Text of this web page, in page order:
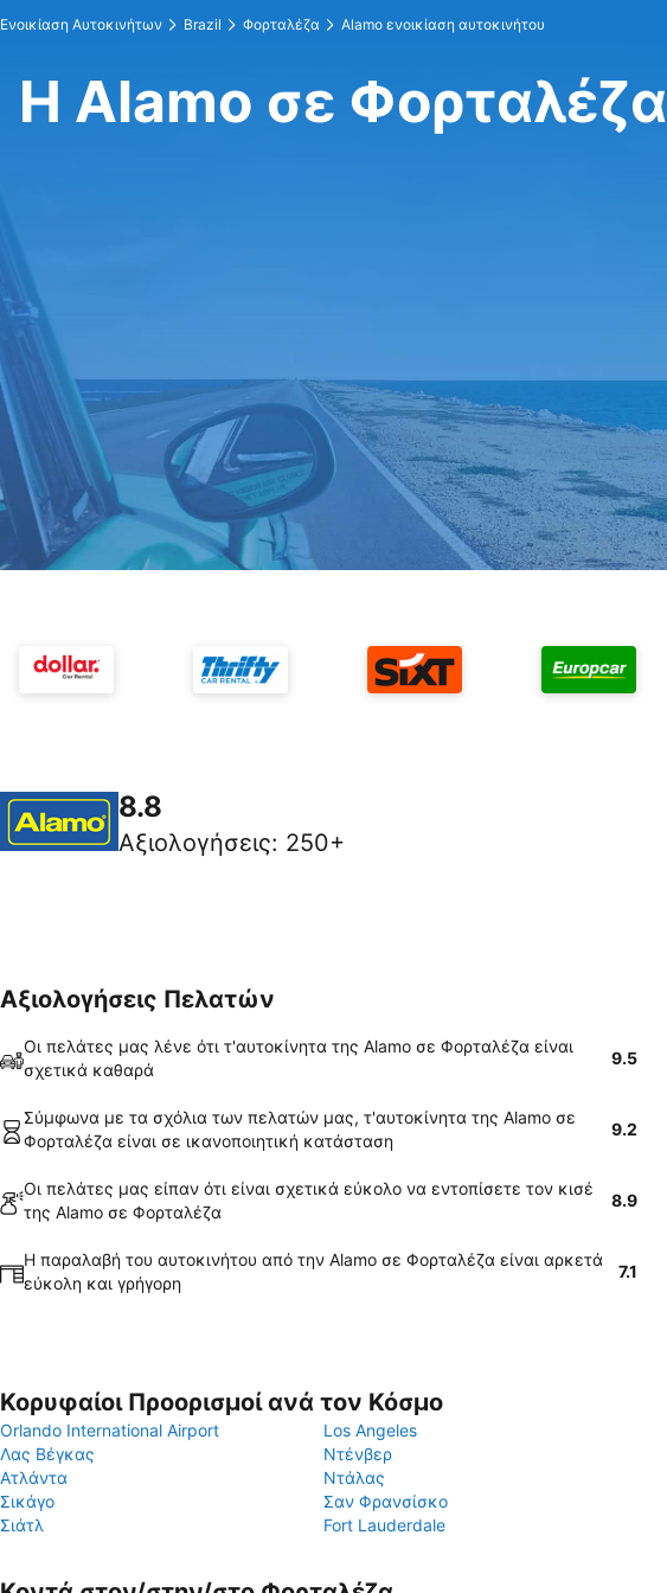
Ενοικίαση Αυτοκινήτων Brazil Φορταλέζα Alamo ενοικίαση αυτοκινήτου
Η Alamo σε Φορταλέζα
8.8
Αξιολογήσεις: 250+
Αξιολογήσεις Πελατών
Οι πελάτες μας λένε ότι τ'αυτοκίνητα της Alamo σε Φορταλέζα είναι
σχετικά καθαρά
9.5
Σύμφωνα με τα σχόλια των πελατών μας, τ'αυτοκίνητα της Alamo σε
Φορταλέζα είναι σε ικανοποιητική κατάσταση
9.2
Οι πελάτες μας είπαν ότι είναι σχετικά εύκολο να εντοπίσετε τον κισέ
της Alamo σε Φορταλέζα
8.9
Η παραλαβή του αυτοκινήτου από την Alamo σε Φορταλέζα είναι αρκετά
εύκολη και γρήγορη
7.1
Κορυφαίοι Προορισμοί ανά τον Κόσμο
Orlando International Airport
Los Angeles
Λας Βέγκας
Ντένβερ
Ατλάντα
Ντάλας
Σικάγο
Σαν Φρανσίσκο
Σιάτλ
Fort Lauderdale